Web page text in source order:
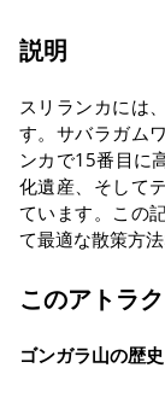
説明
スリランカには
す。サバラガム
ンカで15番目に
化遺産、そして
ています。この
て最適な散策方
このアトラ
ゴンガラ山の歴史